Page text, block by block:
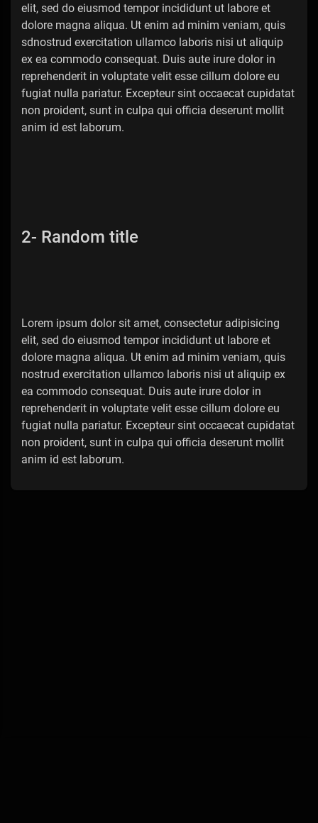
elit, sed do eiusmod tempor incididunt ut labore et
dolore magna aliqua. Ut enim ad minim veniam, quis
sdnostrud exercitation ullamco laboris nisi ut aliquip
ex ea commodo consequat. Duis aute irure dolor in
reprehenderit in voluptate velit esse cillum dolore eu
fugiat nulla pariatur. Excepteur sint occaecat cupidatat
non proident, sunt in culpa qui officia deserunt mollit
anim id est laborum.
2- Random title
Lorem ipsum dolor sit amet, consectetur adipisicing
elit, sed do eiusmod tempor incididunt ut labore et
dolore magna aliqua. Ut enim ad minim veniam, quis
nostrud exercitation ullamco laboris nisi ut aliquip ex
ea commodo consequat. Duis aute irure dolor in
reprehenderit in voluptate velit esse cillum dolore eu
fugiat nulla pariatur. Excepteur sint occaecat cupidatat
non proident, sunt in culpa qui officia deserunt mollit
anim id est laborum.